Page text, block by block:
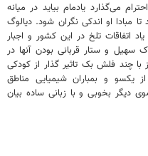
می‌گذارد یادمام بیاید در میانه
مبادا او اندکی نگران شود. دیالوگ
اتفاقات تلخ در این کشور و اجبار
سهیل و ستار قربانی بودن آنها در
چند فلش بک تاثیر گذار از کودکی
یکسو و بمباران شیمیایی مناطق
دیگر بخوبی و با زبانی ساده بیان